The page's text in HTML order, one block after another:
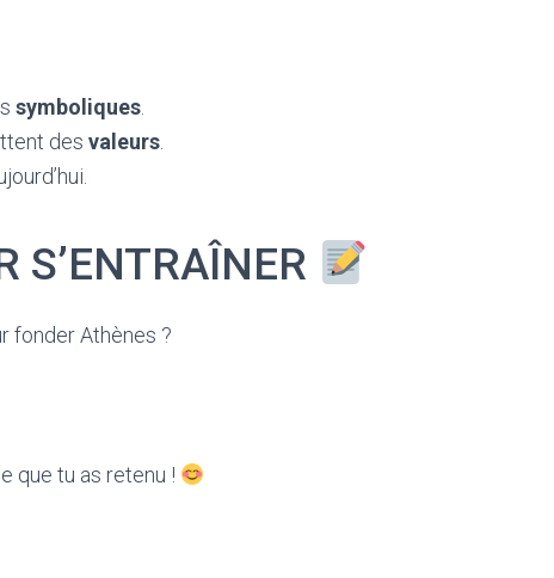
symboliques
des valeurs
S’ENTRAÎNER
fonder Athènes ?
que tu as retenu !